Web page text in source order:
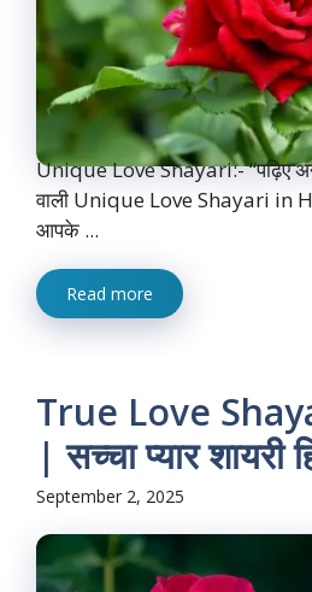
Unique Love Shayari:- “पढ़िए
वाली Unique Love Shayari in
आपके ...
Read more
True Love
| सच्चा प्यार शायरी
September 2, 2025